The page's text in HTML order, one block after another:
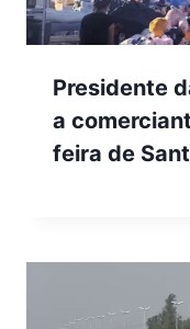
Presidente
a
feira de